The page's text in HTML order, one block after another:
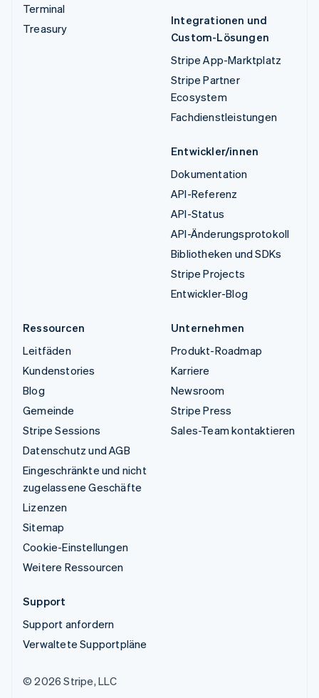
Terminal
Treasury
Integrationen und
Custom-Lösungen
Stripe App-Marktplatz
Stripe Partner
Ecosystem
Fachdienstleistungen
Entwickler/innen
Dokumentation
API-Referenz
API-Status
API-Änderungsprotokoll
Bibliotheken und SDKs
Stripe Projects
Entwickler-Blog
Ressourcen
Leitfäden
Kundenstories
Blog
Gemeinde
Stripe Sessions
Datenschutz und AGB
Eingeschränkte und nicht
zugelassene Geschäfte
Lizenzen
Sitemap
Cookie-Einstellungen
Weitere Ressourcen
Unternehmen
Produkt-Roadmap
Karriere
Newsroom
Stripe Press
Sales-Team kontaktieren
Support
Support anfordern
Verwaltete Supportpläne
© 2026 Stripe, LLC